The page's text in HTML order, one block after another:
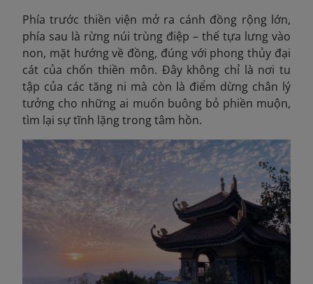
Phía trước thiền viện mở ra cánh đồng rộng lớn,
phía sau là rừng núi trùng điệp – thế tựa lưng vào
non, mặt hướng về đồng, đúng với phong thủy đại
cát của chốn thiền môn. Đây không chỉ là nơi tu
tập của các tăng ni mà còn là điểm dừng chân lý
tưởng cho những ai muốn buông bỏ phiền muộn,
tìm lại sự tĩnh lặng trong tâm hồn.